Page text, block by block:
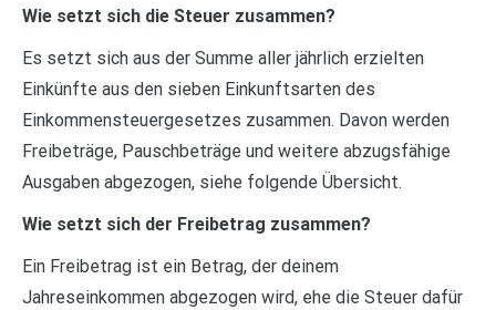
Wie setzt sich die Steuer zusammen?
Es setzt sich aus der Summe aller jährlich erzielten
Einkünfte aus den sieben Einkunftsarten des
Einkommensteuergesetzes zusammen. Davon werden
Freibeträge, Pauschbeträge und weitere abzugsfähige
Ausgaben abgezogen, siehe folgende Übersicht.
Wie setzt sich der Freibetrag zusammen?
Ein Freibetrag ist ein Betrag, der deinem
Jahreseinkommen abgezogen wird, ehe die Steuer dafür